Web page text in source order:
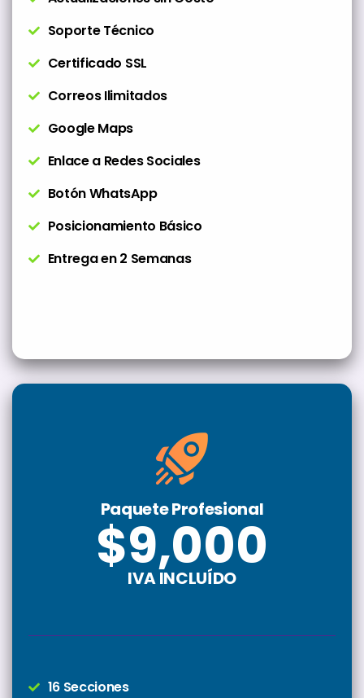
Soporte Técnico
Certificado SSL
Correos Ilimitados
Google Maps
Enlace a Redes Sociales
Botón WhatsApp
Posicionamiento Básico
Entrega en 2 Semanas
Paquete Profesional
$9,000
IVA INCLUÍDO
16 Secciones